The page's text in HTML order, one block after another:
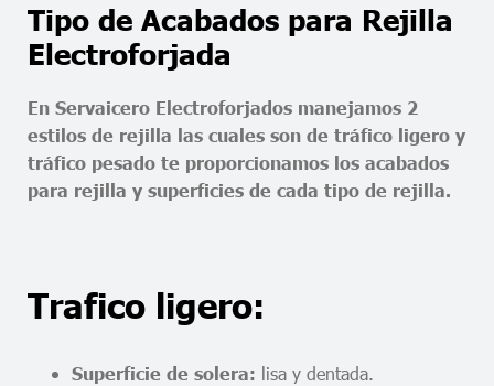
Tipo de Acabados para Rejilla
Electroforjada
En Servaicero Electroforjados manejamos 2
estilos de rejilla las cuales son de tráfico ligero y
tráfico pesado te proporcionamos los acabados
para rejilla y superficies de cada tipo de rejilla.
Trafico ligero:
Superficie de solera: lisa y dentada.